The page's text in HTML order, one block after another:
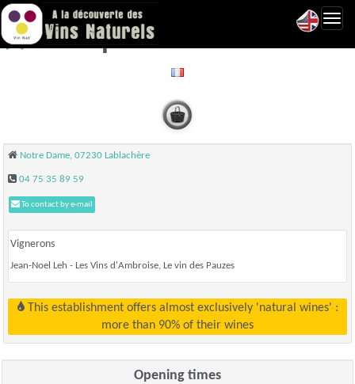
Champs Libres - Lablachère
Notre Dame, 07230 Lablachère
04 75 35 89 59
To contact by e-mail
Vignerons
Jean-Noel Leh - Les Vins d'Ambroise, Le vin des Pauzes
This establishment offers almost exclusively 'natural wines' :
more than 90% of their wines
Opening times